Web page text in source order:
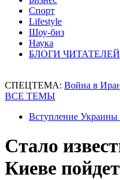
Спорт
Lifestyle
Шоу-биз
Наука
БЛОГИ ЧИТАТЕЛЕЙ
СПЕЦТЕМА: Война в
ВСЕ ТЕМЫ
Вступление
Стало
Киеве